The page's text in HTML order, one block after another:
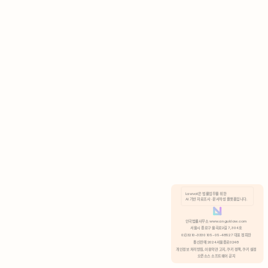
분석 쿠키 허용
Lawvot은 법률업무를 위한
AI 기반 자료조사 · 문서작성 플랫폼입니다.
안국법률사무소 www.anguklaw.com
서울시 종로구 율곡로2길 7, 304호
02)3210-3330 105-05-48527 대표 정희찬
통신판매 2024서울종로0248
개인정보 처리방침, 이용약관 고지, 쿠키 정책, 쿠키 설정
오픈소스 소프트웨어 공지